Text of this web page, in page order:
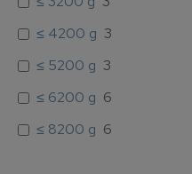
≤ 4200 g 3
≤ 5200 g 3
≤ 6200 g 6
≤ 8200 g 6